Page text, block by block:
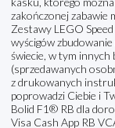
zakończonej zabawie
Zestawy LEGO
wyścigów
świecie, w tym innych
(sprzedawanych
z drukowanych
poprowadzi Ciebie i
Bolid F1® RB dla
Visa Cash App RB